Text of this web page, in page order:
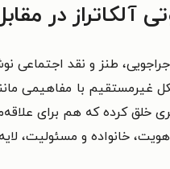
آلکاتراز در
طنز و نقد
غیرمستقیم با مفاهیمی
اثری خلق کرده که هم برای
خانواده و مسئولیت،